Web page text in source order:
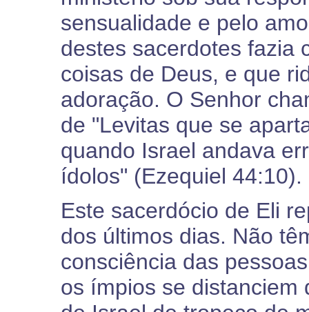
sensualidade e pelo
destes sacerdotes fazia
coisas de Deus, e que
adoração. O Senhor
de "Levitas que se
quando Israel andava
ídolos" (Ezequiel 44:10).
Este sacerdócio de Eli
dos últimos dias. Não
consciência das
os ímpios se distanciem